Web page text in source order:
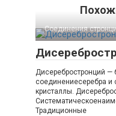
Соединения
Дисеребростронций —
соединениесеребра и
кристаллы.
Традиционные